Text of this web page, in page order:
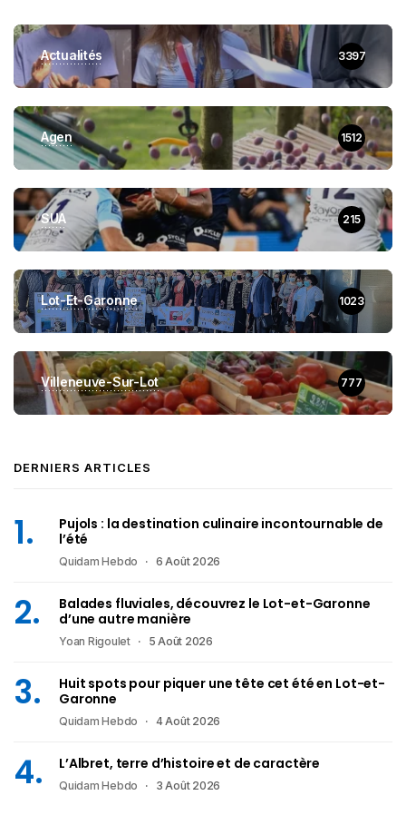
Actualités 3397
Agen 1512
SUA 215
Lot-Et-Garonne 1023
Villeneuve-Sur-Lot 777
DERNIERS ARTICLES
Pujols : la destination culinaire incontournable de
l’été
Quidam Hebdo 6 Août 2026
Balades fluviales, découvrez le Lot-et-Garonne
d’une autre manière
Yoan Rigoulet 5 Août 2026
Huit spots pour piquer une tête cet été en Lot-et-
Garonne
Quidam Hebdo 4 Août 2026
L’Albret, terre d’histoire et de caractère
Quidam Hebdo 3 Août 2026